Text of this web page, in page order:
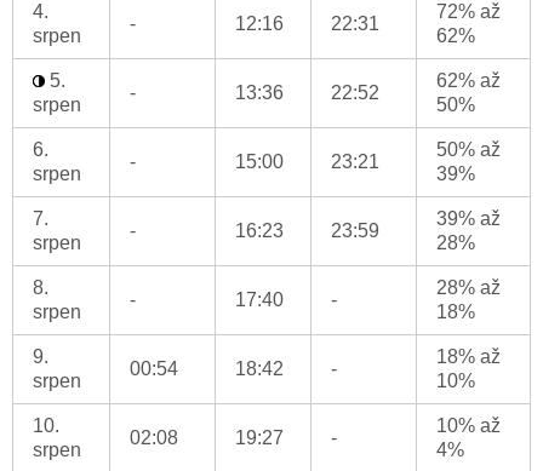
4.
srpen
- 12:16 22:31
72% až
62%
5.
srpen
- 13:36 22:52
62% až
50%
6.
srpen
- 15:00 23:21
50% až
39%
7.
srpen
- 16:23 23:59
39% až
28%
8.
srpen
- 17:40 -
28% až
18%
9.
srpen
00:54 18:42 -
18% až
10%
10.
srpen
02:08 19:27 -
10% až
4%